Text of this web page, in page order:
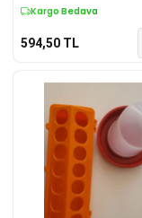
Kargo Bedava
594,50 TL